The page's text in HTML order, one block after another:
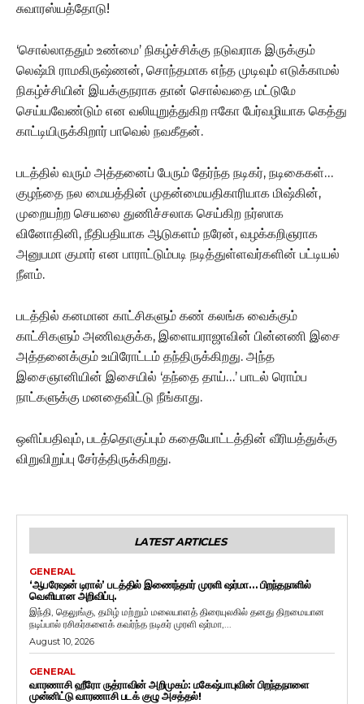
சுவாரஸ்யத்தோடு!
‘சொல்லாததும் உண்மை’ நிகழ்ச்சிக்கு நடுவராக இருக்கும்
லெஷ்மி ராமகிருஷ்ணன், சொந்தமாக எந்த முடிவும் எடுக்காமல்
நிகழ்ச்சியின் இயக்குநராக தான் சொல்வதை மட்டுமே
செய்யவேண்டும் என வலியுறுத்துகிற ஈகோ பேர்வழியாக கெத்து
காட்டியிருக்கிறார் பாவெல் நவகீதன்.
படத்தில் வரும் அத்தனைப் பேரும் தேர்ந்த நடிகர், நடிகைகள்…
குழந்தை நல மையத்தின் முதன்மையதிகாரியாக மிஷ்கின்,
முறையற்ற செயலை துணிச்சலாக செய்கிற நர்ஸாக
வினோதினி, நீதிபதியாக ஆடுகளம் நரேன், வழக்கறிஞராக
அனுபமா குமார் என பாராட்டும்படி நடித்துள்ளவர்களின் பட்டியல்
நீளம்.
படத்தில் கனமான காட்சிகளும் கண் கலங்க வைக்கும்
காட்சிகளும் அணிவகுக்க, இளையராஜாவின் பின்னணி இசை
அத்தனைக்கும் உயிரோட்டம் தந்திருக்கிறது. அந்த
இசைஞானியின் இசையில் ‘தந்தை தாய்…’ பாடல் ரொம்ப
நாட்களுக்கு மனதைவிட்டு நீங்காது.
ஒளிப்பதிவும், படத்தொகுப்பும் கதையோட்டத்தின் வீரியத்துக்கு
விறுவிறுப்பு சேர்த்திருக்கிறது.
LATEST ARTICLES
GENERAL
‘ஆபரேஷன் டிரால்’ படத்தில் இணைந்தார் முரளி ஷர்மா… பிறந்தநாளில்
வெளியான அறிவிப்பு.
இந்தி, தெலுங்கு, தமிழ் மற்றும் மலையாளத் திரையுலகில் தனது திறமையான
நடிப்பால் ரசிகர்களைக் கவர்ந்த நடிகர் முரளி ஷர்மா,...
August 10, 2026
GENERAL
வாரணாசி ஹீரோ ருத்ராவின் அறிமுகம்: மகேஷ்பாபுவின் பிறந்தநாளை
முன்னிட்டு வாரணாசி படக் குழு அசத்தல்!